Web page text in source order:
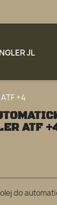
JL
+4
ATF
do